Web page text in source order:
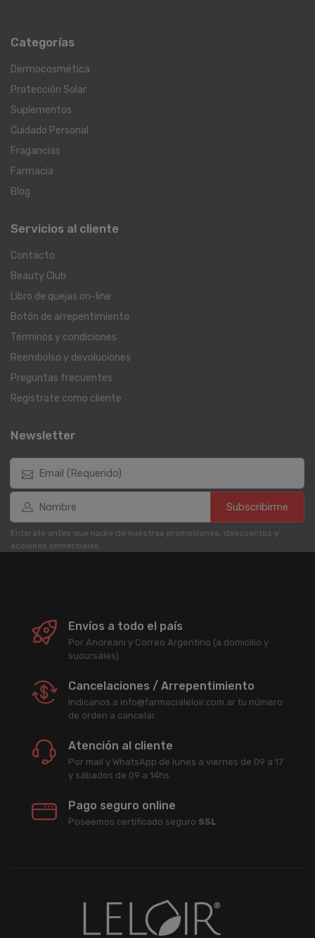
Categorías
Dermocosmética
Protección Solar
Suplementos
Cuidado Personal
Fragancias
Farmacia
Blog
Servicios al cliente
Contacto
Beauty Club
Libro de quejas on-line
Botón de arrepentimiento
Términos y condiciones
Reembolso y devoluciones
Preguntas frecuentes
Registrate como cliente
Newsletter
Subscribirme
Enterate antes que nadie de nuestras promociones, descuentos y
acciones comerciales.
Envíos a todo el país
Por Andreani y Correo Argentino (a domicilio y
sucursales).
Cancelaciones / Arrepentimiento
Indicanos a info@farmacialeloir.com.ar tu número
de órden a cancelar.
Atención al cliente
Por mail y WhatsApp de lunes a viernes de 09 a 17
y sábados de 09 a 14hs.
Pago seguro online
Poseemos certificado seguro SSL